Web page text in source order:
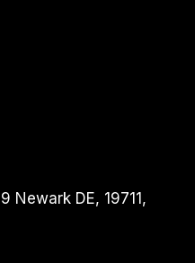
Newark DE, 19711,